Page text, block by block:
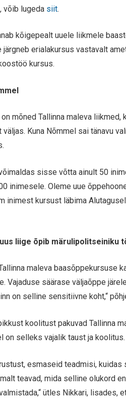
võib lugeda siit.
kõigepealt uuele liikmele
järgneb erialakursus vastavalt
kursus.
mõned Tallinna maleva liikmed,
väljas. Kuna Nõmmel sai tänavu
sisse võtta ainult 50
inimesele. Oleme uue
inimest kursust läbima
liige õpib märulipolitseiniku
maleva baasõppekursuse
Vajaduse säärase väljaõppe
on selline sensitiivne koht,“
koolitust pakuvad Tallinna
on selleks vajalik taust ja koolitus.
esmaseid teadmisi,
teavad, mida selline olukord
ütles Nikkari, lisades,